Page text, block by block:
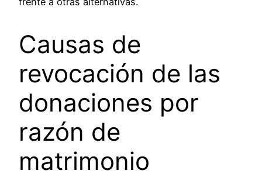
Causas de
revocación de las
donaciones por
razón de
matrimonio